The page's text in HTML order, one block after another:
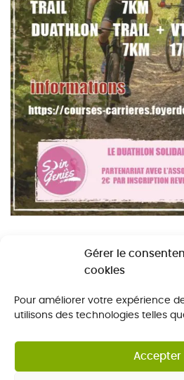
Gérer le
cookies
Pour améliorer votre expérience
utilisons des technologies telles
Accepter
Conditions d’utilisation
Inscriptions et Adhésions 2026-
© Foyer des Jeunes